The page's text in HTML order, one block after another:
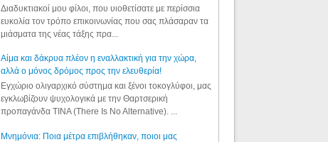
Διαδυκτιακοί μου φίλοι, που υιοθετίσατε με περίσσια
ευκολία τον τρόπο επικοινωνίας που σας πλάσαραν τα
μιάσματα της νέας τάξης πρα...
Αίμα και δάκρυα πλέον η εναλλακτική για την χώρα,
αλλά ο μόνος δρόμος προς την ελευθερία!
Εγχώριο ολιγαρχικό σύστημα και ξένοι τοκογλύφοι, μας
εγκλωβίζουν ψυχολογικά με την Θαρτσερική
προπαγάνδα TINA (There Is No Alternative). ...
Μνημόνια: Ποια μέτρα επιβλήθηκαν, ποιοι μας